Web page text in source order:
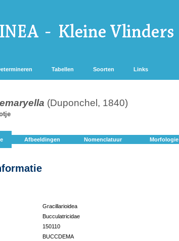
Tabellen Soorten Links
(Duponchel, 1840)
Afbeeldingen Nomenclatuur Morfologie
Gracillarioidea
Bucculatricidae
150110
BUCCDEMA